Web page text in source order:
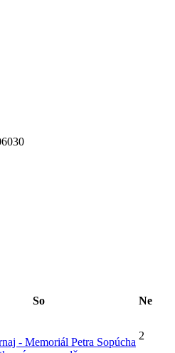
So Ne
- Memoriál Petra Sopúcha
2